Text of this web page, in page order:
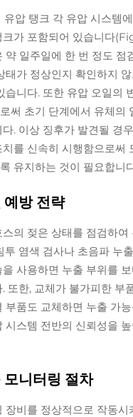
유압 탱크 각 유압 시스템
가 포함되어 있습니다
약 일주일에 한 번 정도 점
태가 정상인지 확인하지
습니다. 또한 유압 오일의
써 초기 단계에서 유체의
. 이상 징후가 발견될 경
를 신속히 시행함으로써
유지하는 것이 필요합니
예방 전략
의 젖은 상태를 점검하여
투 염색 검사나 초음파 누
사용하면 누출 부위를
또한, 교체가 불가피한 부
부품도 교체하면 누출 가
시스템 전반의 신뢰성을
모니터링 절차
장비를 정상적으로 작동시